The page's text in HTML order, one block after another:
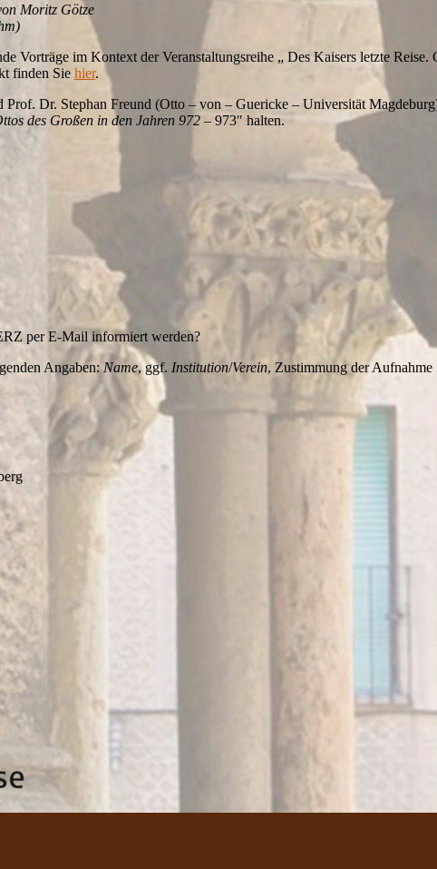
Moritz Götze
Vorträge im Kontext der Veranstaltungsreihe „ Des Kaisers letzte
finden Sie hier.
Prof. Dr. Stephan Freund (Otto – von – Guericke – Universität
des Großen in den Jahren 972 – 973″ halten.
per E-Mail informiert werden?
Angaben: Name, ggf. Institution/Verein, Zustimmung der